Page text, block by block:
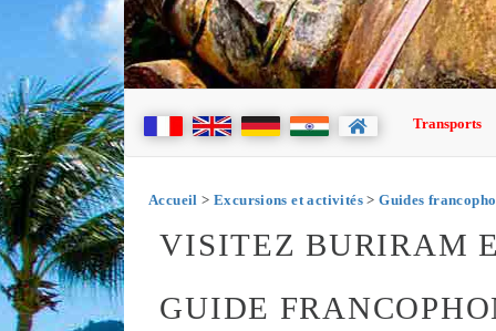
Transports
Accueil > Excursions et activités>Guides
VISITEZ BURIRAM
GUIDE